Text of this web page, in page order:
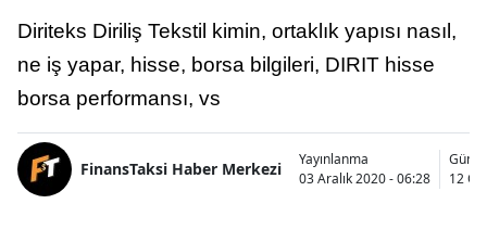
Diriteks Diriliş Tekstil kimin, ortaklık yapısı nasıl,
ne iş yapar, hisse, borsa bilgileri, DIRIT hisse
borsa performansı, vs
FinansTaksi Haber Merkezi
Yayınlanma
03 Aralık 2020 - 06:28
12